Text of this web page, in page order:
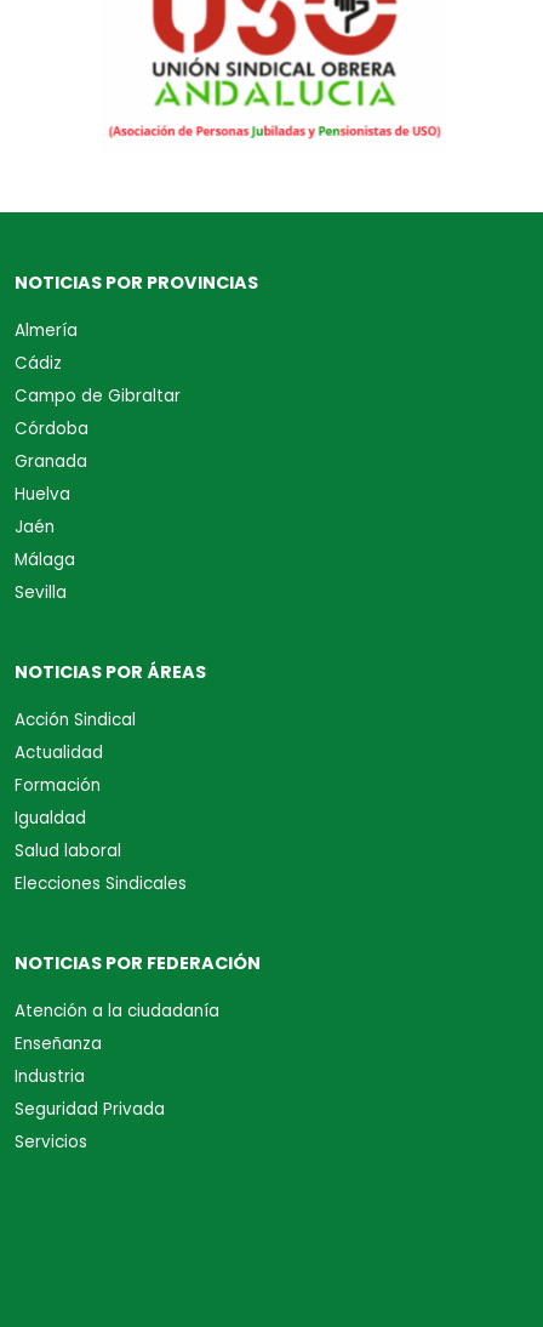
NOTICIAS POR PROVINCIAS
Almería
Cádiz
Campo de Gibraltar
Córdoba
Granada
Huelva
Jaén
Málaga
Sevilla
NOTICIAS POR ÁREAS
Acción Sindical
Actualidad
Formación
Igualdad
Salud laboral
Elecciones Sindicales
NOTICIAS POR FEDERACIÓN
Atención a la ciudadanía
Enseñanza
Industria
Seguridad Privada
Servicios